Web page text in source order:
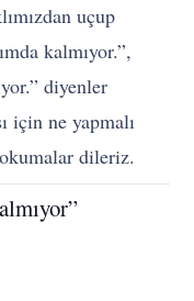
uçup
kalmıyor.”,
diyenler
için ne yapmalı
dileriz.